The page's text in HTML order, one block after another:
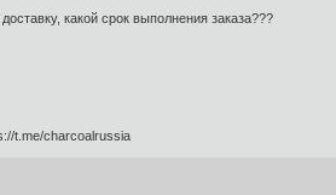
какой срок выполнения заказа???
t.me/charcoalrussia